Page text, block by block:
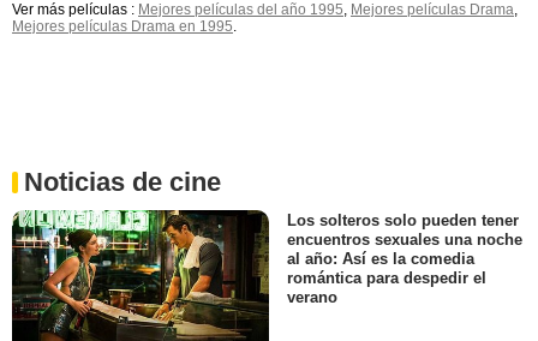
Ver más películas : Mejores películas del año 1995, Mejores películas Drama,
Mejores películas Drama en 1995.
Noticias de cine
Los solteros solo pueden tener
encuentros sexuales una noche
al año: Así es la comedia
romántica para despedir el
verano